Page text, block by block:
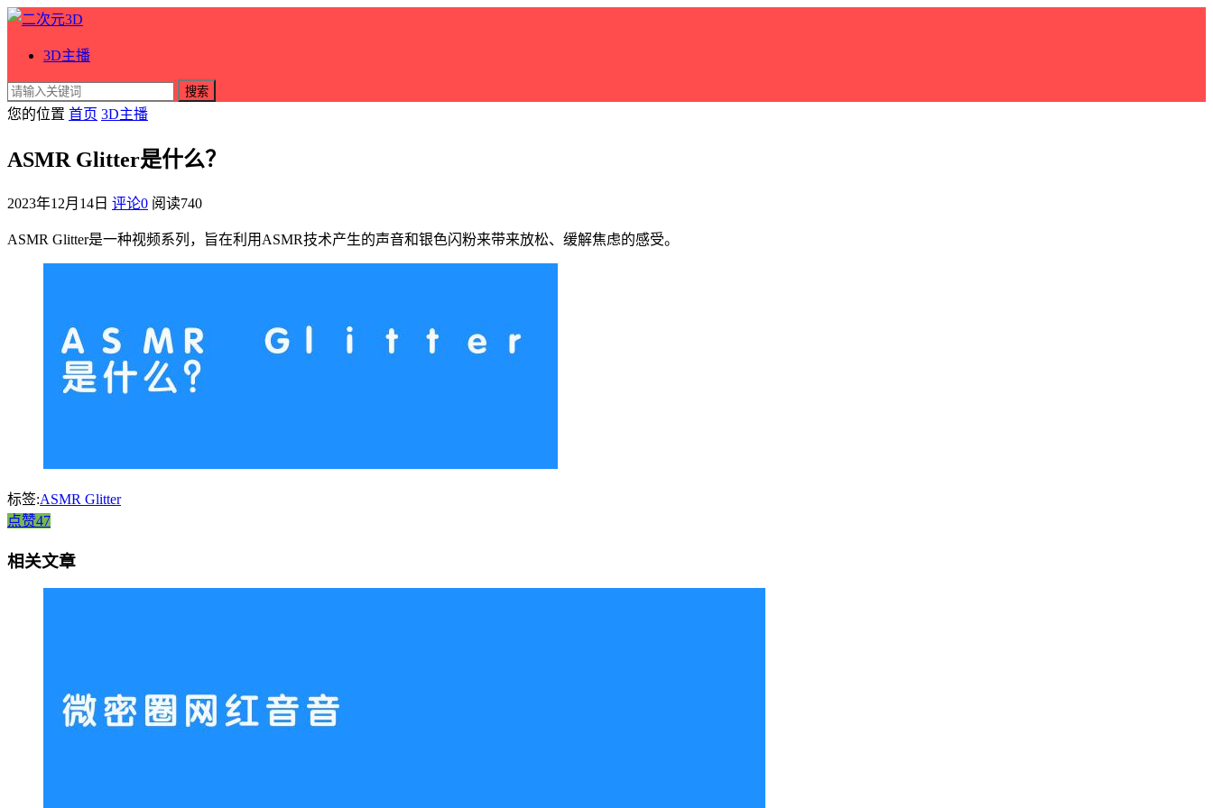
3D主播
搜索
您的位置 首页 3D主播
ASMR Glitter是什么？
2023年12月14日 评论0 阅读740
ASMR Glitter是一种视频系列，旨在利用ASMR技术产生的声音和银色闪粉来带来放松、缓解焦虑的感受。
标签:ASMR Glitter
点赞47
相关文章